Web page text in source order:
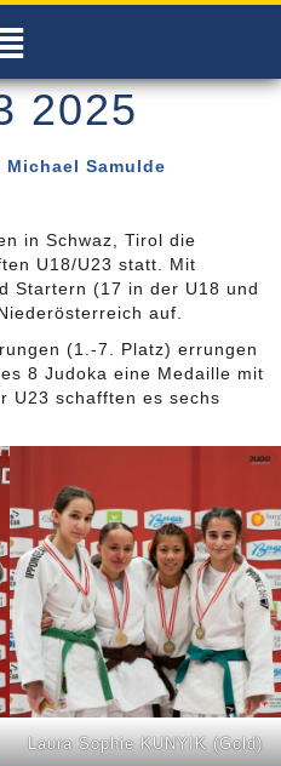
2025
Michael Samulde
in Schwaz, Tirol die
U18/U23 statt. Mit
Startern (17 in der U18 und
auf.
(1.-7. Platz) errungen
8 Judoka eine Medaille mit
U23 schafften es sechs
Laura Sophie KUNYIK (Gold)